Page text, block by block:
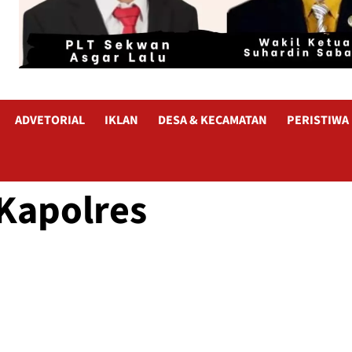
ADVETORIAL IKLAN DESA & KECAMATAN PERISTIWA